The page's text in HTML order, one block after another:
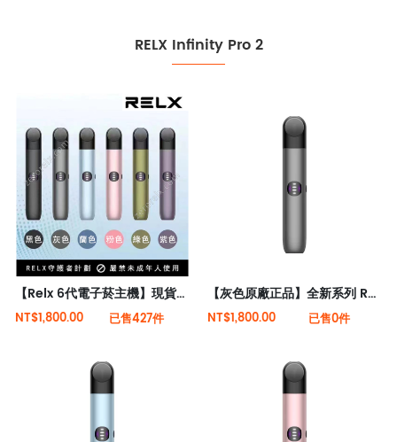
RELX Infinity Pro 2
【Relx 6代電子菸主機】現貨秒發 全新六代悅刻主機桿(可調大/小煙量) 支持Relx 4/5代煙彈通用
NT$1,800.00 已售427件
【灰色原廠正品】全新系列 Relx 6代電子菸宙斯 悅刻Infinity Pro 2六代煙機(可調大/小煙量) 支持Relx 4/5代煙彈通用 (下訂秒發貨)
NT$1,800.00 已售0件